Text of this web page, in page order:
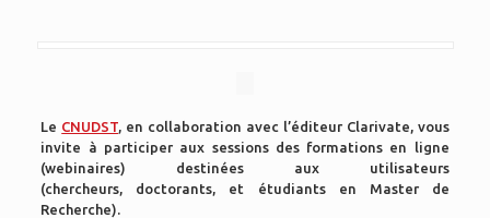
Le CNUDST, en collaboration avec l’éditeur Clarivate, vous
invite à participer aux sessions des formations en ligne
(webinaires) destinées aux utilisateurs
(chercheurs, doctorants, et étudiants en Master de
Recherche).